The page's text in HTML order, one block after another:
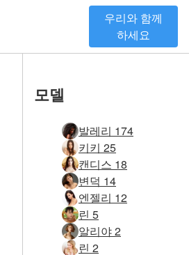
우리와 함께
하세요
모델
발레리 174
키키 25
캔디스 18
변덕 14
엔젤리 12
린 5
알리야 2
린 2